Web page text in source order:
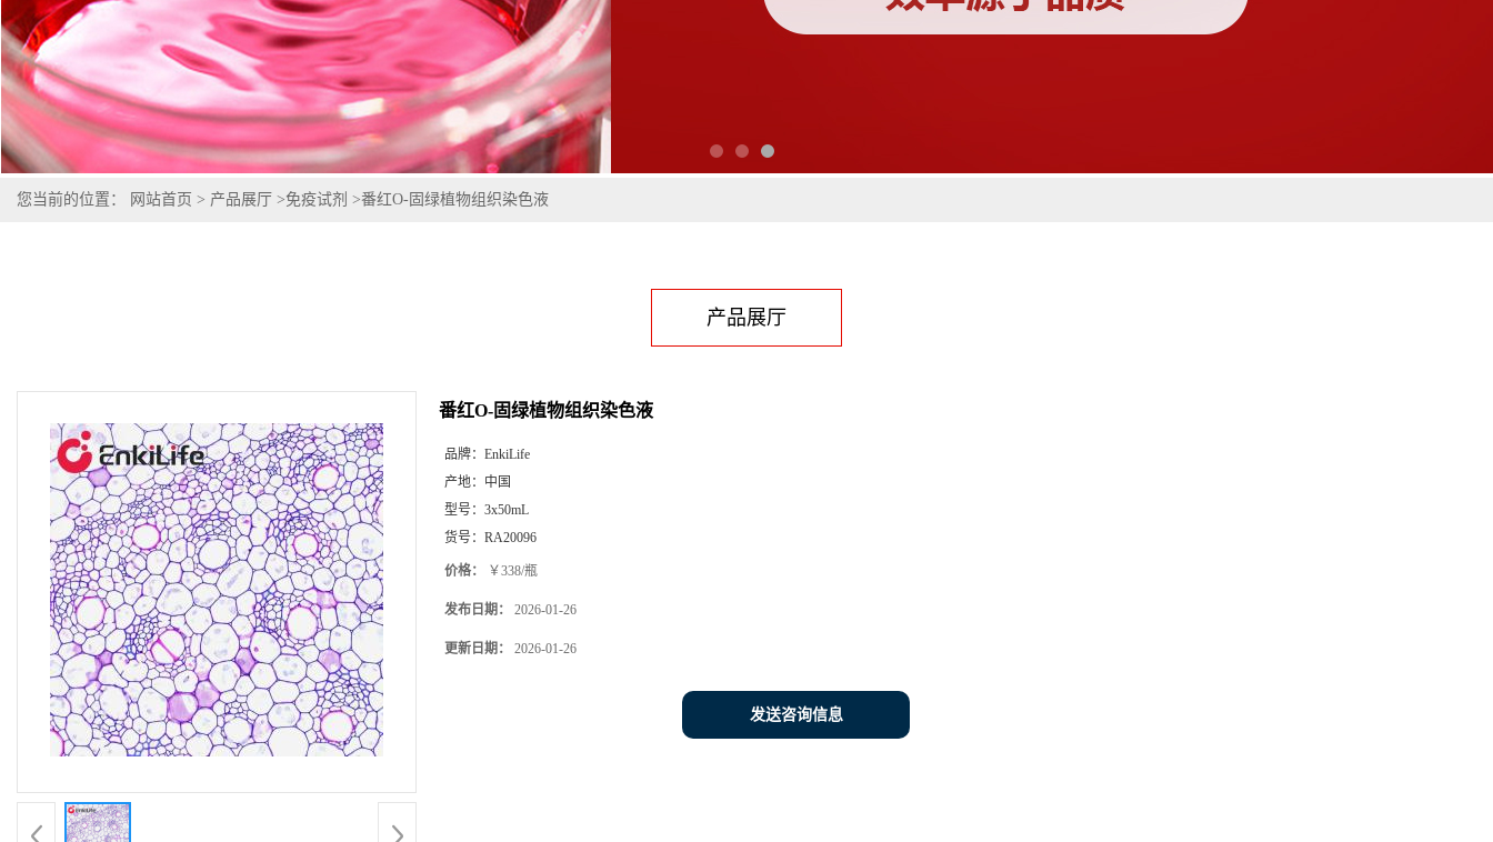
您当前的位置： 网站首页 > 产品展厅 >免疫试剂 >番红O-固绿植物组织染色液
产品展厅
番红O-固绿植物组织染色液
品牌： EnkiLife
产地： 中国
型号： 3x50mL
货号： RA20096
价格： ￥338/瓶
发布日期： 2026-01-26
更新日期： 2026-01-26
发送咨询信息